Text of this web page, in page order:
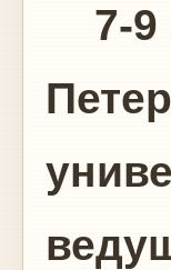
7-9